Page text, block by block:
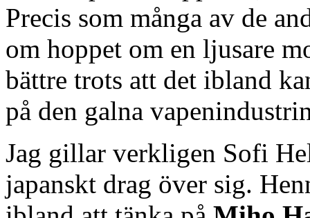
Precis som många av de
om hoppet om en ljusare
bättre trots att det ibland
på den galna
Jag gillar verkligen Sofi
japanskt drag över sig.